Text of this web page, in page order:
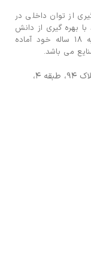
از توان داخلی در
بهره گيری از دانش
متخصصين و مهندسين برجسته خود وبا تجربه ۱۸ ساله خود آماده
می باشد.
تهران، خیابان ستارخان، خیابان باقرخان، پلاک ۹۴، طبقه ۴،